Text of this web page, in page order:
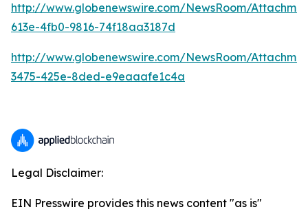
http://www.globenewswire.com/NewsRoom/
613e-4fb0-9816-74f18aa3187d
http://www.globenewswire.com/NewsRoom/
3475-425e-8ded-e9eaaafe1c4a
Legal Disclaimer:
EIN Presswire provides this news content "as is"